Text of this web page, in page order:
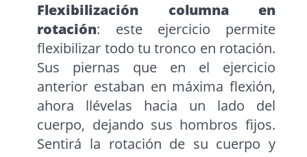
Flexibilización columna en
rotación: este ejercicio permite
flexibilizar todo tu tronco en rotación.
Sus piernas que en el ejercicio
anterior estaban en máxima flexión,
ahora llévelas hacia un lado del
cuerpo, dejando sus hombros fijos.
Sentirá la rotación de su cuerpo y